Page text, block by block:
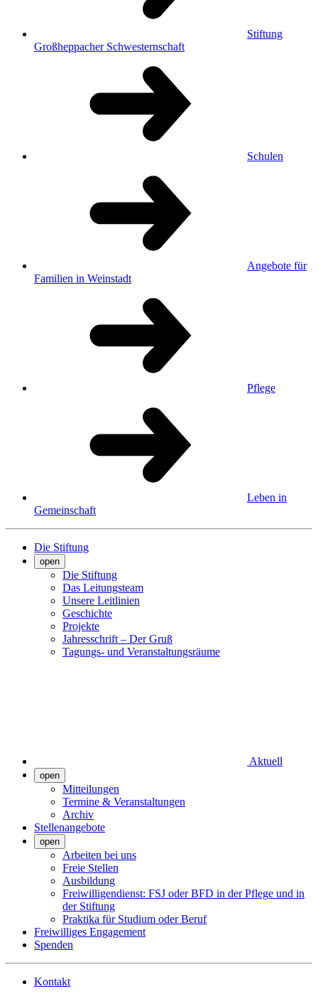
Stiftung
Großheppacher Schwesternschaft
Schulen
Angebote für
Familien in Weinstadt
Pflege
Leben in
Gemeinschaft
Die Stiftung
open
Die Stiftung
Das Leitungsteam
Unsere Leitlinien
Geschichte
Projekte
Jahresschrift – Der Gruß
Tagungs- und Veranstaltungsräume
Aktuell
open
Mitteilungen
Termine & Veranstaltungen
Archiv
Stellenangebote
open
Arbeiten bei uns
Freie Stellen
Ausbildung
Freiwilligendienst: FSJ oder BFD in der Pflege und in
der Stiftung
Praktika für Studium oder Beruf
Freiwilliges Engagement
Spenden
Kontakt